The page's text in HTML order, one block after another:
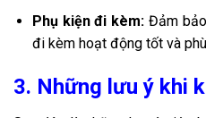
Phụ kiện đi kèm: Đảm
đi kèm hoạt động tốt và
3. Những lưu ý khi